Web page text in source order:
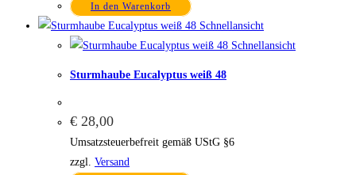
In den Warenkorb
Schnellansicht
Schnellansicht
Sturmhaube Eucalyptus weiß 48
€ 28,00
Umsatzsteuerbefreit gemäß UStG §6
zzgl. Versand